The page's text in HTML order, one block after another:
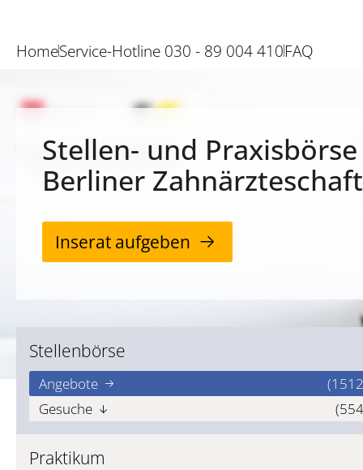
HomeService-Hotline 030 - 89 004 410FAQ
Stellen- und
Berliner Zahnärzteschaft
Inserat aufgeben
Stellenbörse
Angebote
Gesuche
Praktikum